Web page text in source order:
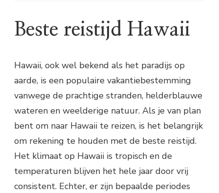
Beste reistijd Hawaii
Hawaii, ook wel bekend als het paradijs op
aarde, is een populaire vakantiebestemming
vanwege de prachtige stranden, helderblauwe
wateren en weelderige natuur. Als je van plan
bent om naar Hawaii te reizen, is het belangrijk
om rekening te houden met de beste reistijd.
Het klimaat op Hawaii is tropisch en de
temperaturen blijven het hele jaar door vrij
consistent. Echter, er zijn bepaalde periodes